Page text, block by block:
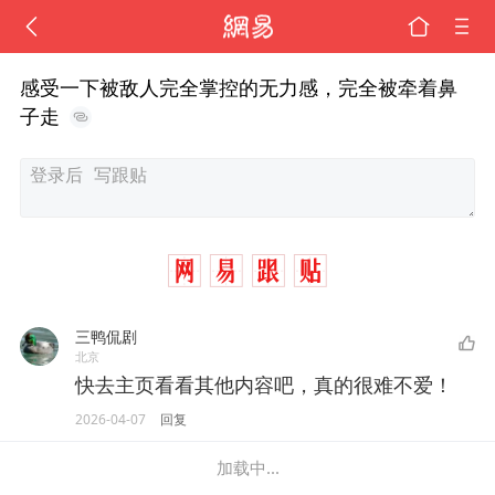
感受一下被敌人完全掌控的无力感，完全被牵着鼻
子走
三鸭侃剧
北京
快去主页看看其他内容吧，真的很难不爱！
2026-04-07 回复
加载中...